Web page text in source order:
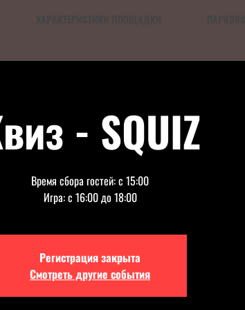
- SQUIZ
Время сбора гостей: с 15:00
Игра: с 16:00 до 18:00
Регистрация закрыта
Смотреть другие события